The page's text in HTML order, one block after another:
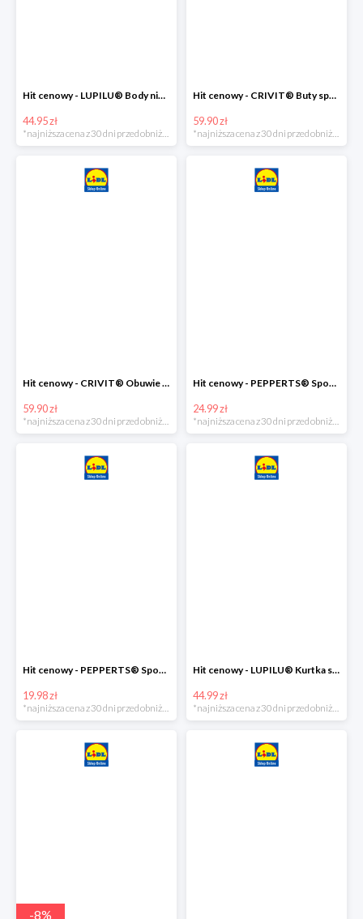
Hit cenowy - LUPILU® Body niemowlęce z biobawełny, z krótkim rękawem, 5 sztuk
44.95 zł
*najniższa cena z 30 dni przed obniżką
Hit cenowy - CRIVIT® Buty sportowe chłopięce WellWalk, 1 para
59.90 zł
*najniższa cena z 30 dni przed obniżką
Hit cenowy - CRIVIT® Obuwie dziewczęce sportowe i na co dzień, 1 para
59.90 zł
Hit cenowy - PEPPERTS® Spodnie dresowe dziewczęce, 1 para
24.99 zł
Hit cenowy - PEPPERTS® Spodnie dresowe chłopięce, 1 para
19.98 zł
Hit cenowy - LUPILU® Kurtka softshell chłopięca, 1 sztuka
44.99 zł
-8%